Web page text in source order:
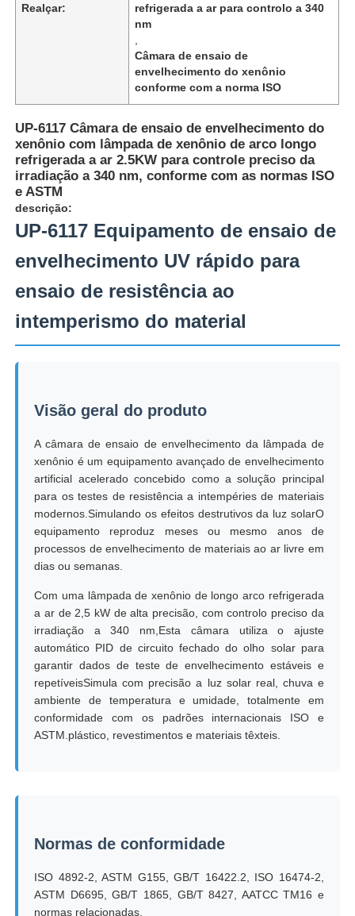
Produtos
Quem Somos
Fábrica
Controle de Qualidade
Fale Conosco
Pedir um orçamento
Equipamento de testes do laboratório
Câmara de Teste Ambiental
Máquina de teste universal
Máquina de teste de impacto
Máquina de testes da abrasão
equipamento de teste de borracha
Equipamento de ensaio de embalagens
Equipamento de ensaio de adesivos
Realçar:
refrigerada a ar para controlo a 340
nm
Câmara de ensaio de
envelhecimento do xenônio
conforme com a norma ISO
UP-6117 Câmara de ensaio de envelhecimento do
xenônio com lâmpada de xenônio de arco longo
refrigerada a ar 2.5KW para controle preciso da
irradiação a 340 nm, conforme com as normas ISO
e ASTM
descrição:
UP-6117 Equipamento de ensaio de
envelhecimento UV rápido para
ensaio de resistência ao
intemperismo do material
Visão geral do produto
A câmara de ensaio de envelhecimento da lâmpada de
xenônio é um equipamento avançado de envelhecimento
artificial acelerado concebido como a solução principal
para os testes de resistência a intempéries de materiais
modernos.Simulando os efeitos destrutivos da luz solarO
equipamento reproduz meses ou mesmo anos de
processos de envelhecimento de materiais ao ar livre em
dias ou semanas.
Com uma lâmpada de xenônio de longo arco refrigerada
a ar de 2,5 kW de alta precisão, com controlo preciso da
irradiação a 340 nm,Esta câmara utiliza o ajuste
automático PID de circuito fechado do olho solar para
garantir dados de teste de envelhecimento estáveis e
repetíveisSimula com precisão a luz solar real, chuva e
ambiente de temperatura e umidade, totalmente em
conformidade com os padrões internacionais ISO e
ASTM.plástico, revestimentos e materiais têxteis.
Normas de conformidade
ISO 4892-2, ASTM G155, GB/T 16422.2, ISO 16474-2,
ASTM D6695, GB/T 1865, GB/T 8427, AATCC TM16 e
normas relacionadas.